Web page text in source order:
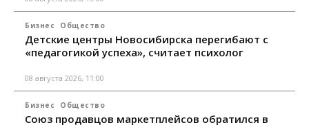
Бизнес Общество
Детские центры Новосибирска перегибают с
«педагогикой успеха», считает психолог
08 августа 2026, 11:00
Бизнес Общество
Союз продавцов маркетплейсов обратился в